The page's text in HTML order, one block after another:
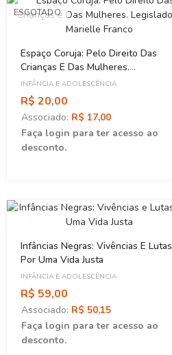
ESGOTADO
Espaço Coruja: Pelo Direito Das
Crianças E Das Mulheres.
Legisladora Marielle Franco
INFÂNCIA E ADOLESCÊNCIA
R$ 20,00
Associado: R$ 17,00
Faça login para ter acesso ao
desconto.
Infâncias Negras: Vivências E Lutas
Por Uma Vida Justa
INFÂNCIA E ADOLESCÊNCIA
R$ 59,00
Associado: R$ 50,15
Faça login para ter acesso ao
desconto.